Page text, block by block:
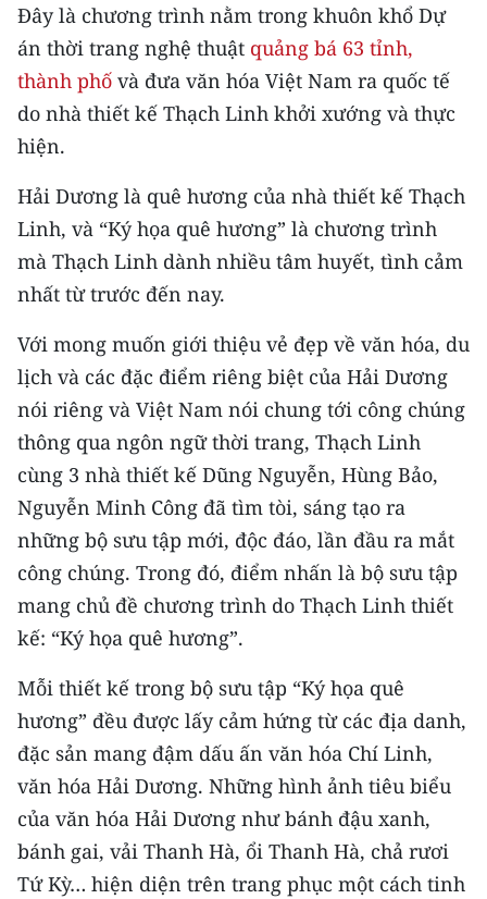
54 DÂN TỘC VIỆT NAM
CHƯƠNG TRÌNH OCOP - MỖI XÃ
MỘT SẢN PHẨM
RADIO
MEDIA CENTER
E-Magazine
Video
Media Chính trị
Media Kinh tế
Media Văn hóa
Media Xã hội
Media Pháp luật
Media Du lịch
Media Thế giới
Media Thể thao
Media Giáo dục
Media Y tế
Media Khoa học - Công nghệ
Đây là chương trình nằm trong khuôn khổ Dự
án thời trang nghệ thuật quảng bá 63 tỉnh,
thành phố và đưa văn hóa Việt Nam ra quốc tế
do nhà thiết kế Thạch Linh khởi xướng và thực
hiện.
Hải Dương là quê hương của nhà thiết kế Thạch
Linh, và “Ký họa quê hương” là chương trình
mà Thạch Linh dành nhiều tâm huyết, tình cảm
nhất từ trước đến nay.
Với mong muốn giới thiệu vẻ đẹp về văn hóa, du
lịch và các đặc điểm riêng biệt của Hải Dương
nói riêng và Việt Nam nói chung tới công chúng
thông qua ngôn ngữ thời trang, Thạch Linh
cùng 3 nhà thiết kế Dũng Nguyễn, Hùng Bảo,
Nguyễn Minh Công đã tìm tòi, sáng tạo ra
những bộ sưu tập mới, độc đáo, lần đầu ra mắt
công chúng. Trong đó, điểm nhấn là bộ sưu tập
mang chủ đề chương trình do Thạch Linh thiết
kế: “Ký họa quê hương”.
Mỗi thiết kế trong bộ sưu tập “Ký họa quê
hương” đều được lấy cảm hứng từ các địa danh,
đặc sản mang đậm dấu ấn văn hóa Chí Linh,
văn hóa Hải Dương. Những hình ảnh tiêu biểu
của văn hóa Hải Dương như bánh đậu xanh,
bánh gai, vải Thanh Hà, ổi Thanh Hà, chả rươi
Tứ Kỳ… hiện diện trên trang phục một cách tinh